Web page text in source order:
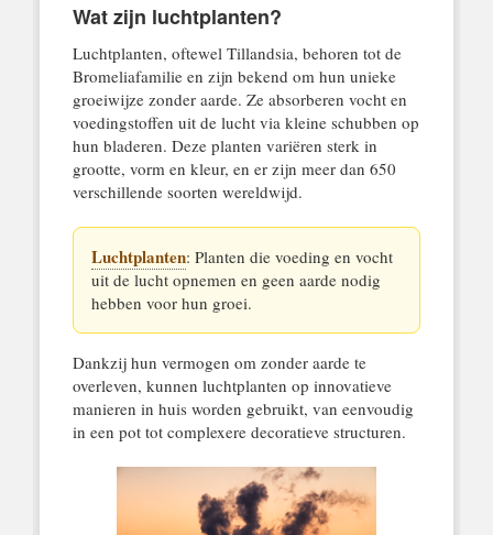
Wat zijn luchtplanten?
Luchtplanten, oftewel Tillandsia, behoren tot de
Bromeliafamilie en zijn bekend om hun unieke
groeiwijze zonder aarde. Ze absorberen vocht en
voedingstoffen uit de lucht via kleine schubben op
hun bladeren. Deze planten variëren sterk in
grootte, vorm en kleur, en er zijn meer dan 650
verschillende soorten wereldwijd.
Luchtplanten: Planten die voeding en vocht
uit de lucht opnemen en geen aarde nodig
hebben voor hun groei.
Dankzij hun vermogen om zonder aarde te
overleven, kunnen luchtplanten op innovatieve
manieren in huis worden gebruikt, van eenvoudig
in een pot tot complexere decoratieve structuren.